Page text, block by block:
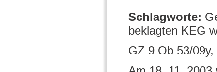
Schlagworte:
beklagten KEG
GZ 9 Ob 53/